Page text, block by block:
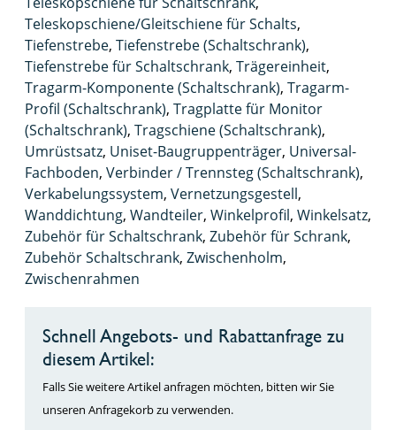
Teleskopschiene/Gleitschiene für Schalts,
Tiefenstrebe, Tiefenstrebe (Schaltschrank),
Tiefenstrebe für Schaltschrank, Trägereinheit,
Tragarm-Komponente (Schaltschrank), Tragarm-
Profil (Schaltschrank), Tragplatte für Monitor
(Schaltschrank), Tragschiene (Schaltschrank),
Umrüstsatz, Uniset-Baugruppenträger, Universal-
Fachboden, Verbinder / Trennsteg (Schaltschrank),
Verkabelungssystem, Vernetzungsgestell,
Wanddichtung, Wandteiler, Winkelprofil, Winkelsatz,
Zubehör für Schaltschrank, Zubehör für Schrank,
Zubehör Schaltschrank, Zwischenholm,
Zwischenrahmen
Schnell Angebots- und Rabattanfrage zu
diesem Artikel:
Falls Sie weitere Artikel anfragen möchten, bitten wir Sie
unseren Anfragekorb zu verwenden.